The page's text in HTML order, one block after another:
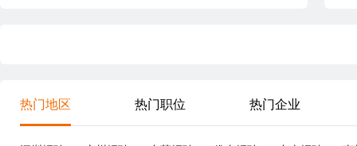
热门地区 热门职位 热门企业